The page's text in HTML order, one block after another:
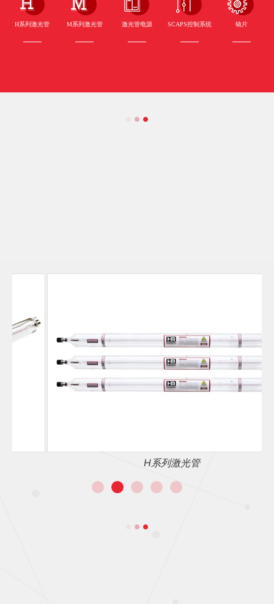
H系列激光管 M系列激光管 激光管电源 SCAPS控制系统 镜片
H系列激光管